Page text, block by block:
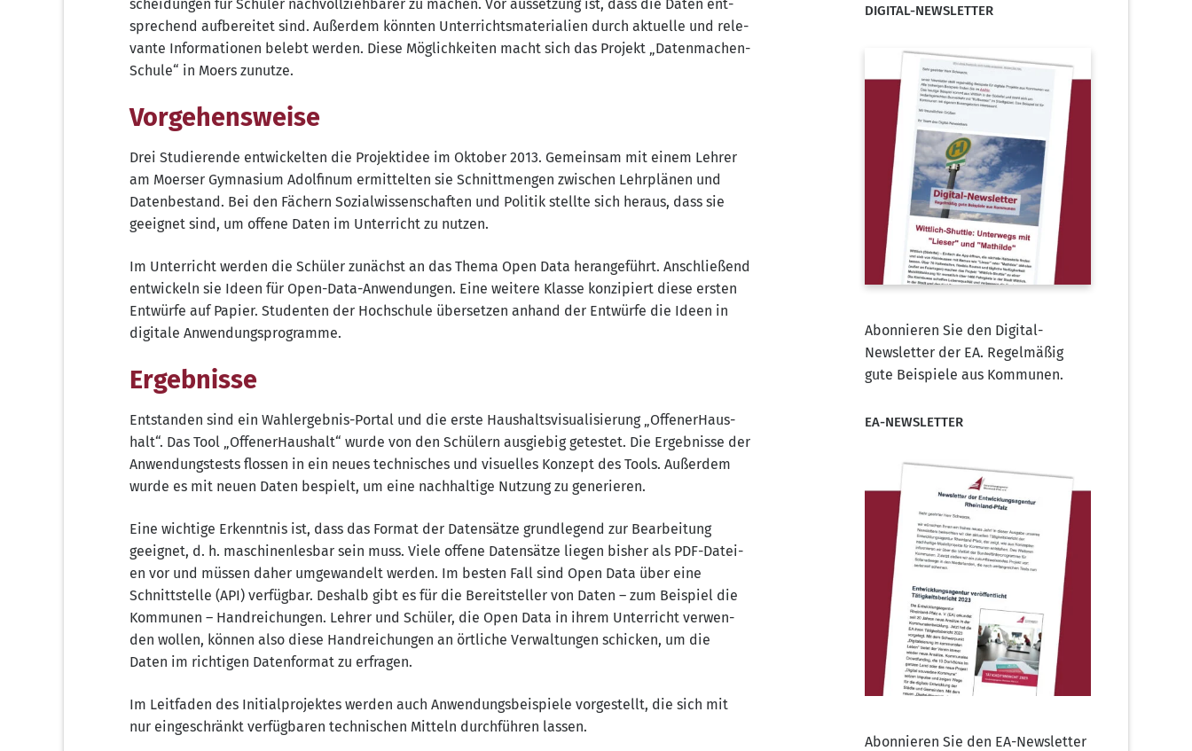
schei­dun­gen für Schü­ler nach­voll­zieh­ba­rer zu machen. Vor aus­set­zung ist, dass die Daten ent­
spre­chend auf­be­rei­tet sind. Außer­dem könn­ten Unter­richts­ma­te­ria­li­en durch aktu­el­le und rele­
van­te Infor­ma­tio­nen belebt wer­den. Die­se Mög­lich­kei­ten macht sich das Pro­jekt „Daten­ma­chen­
Schu­le“ in Moers zunutze.
Vorgehensweise
Drei Stu­die­ren­de ent­wi­ckel­ten die Pro­jekt­idee im Okto­ber 2013. Gemein­sam mit einem Leh­rer
am Moer­ser Gym­na­si­um Adol­finum ermit­tel­ten sie Schnitt­men­gen zwi­schen Lehr­plä­nen und
Daten­be­stand. Bei den Fächern Sozi­al­wis­sen­schaf­ten und Poli­tik stell­te sich her­aus, dass sie
geeig­net sind, um offe­ne Daten im Unter­richt zu nutzen.
Im Unter­richt wer­den die Schü­ler zunächst an das The­ma Open Data her­an­ge­führt. Anschlie­ßend
ent­wi­ckeln sie Ideen für Open-Data-Anwen­dun­gen. Eine wei­te­re Klas­se kon­zi­piert die­se ers­ten
Ent­wür­fe auf Papier. Stu­den­ten der Hoch­schu­le über­set­zen anhand der Ent­wür­fe die Ideen in
digi­ta­le Anwendungsprogramme.
Ergebnisse
Ent­stan­den sind ein Wahl­er­geb­nis-Por­tal und die ers­te Haus­halts­vi­sua­li­sie­rung „Offen­er­Haus­
halt“. Das Tool „Offen­er­Haus­halt“ wur­de von den Schü­lern aus­gie­big getes­tet. Die Ergeb­nis­se der
Anwen­dungs­tests flos­sen in ein neu­es tech­ni­sches und visu­el­les Kon­zept des Tools. Außer­dem
wur­de es mit neu­en Daten bespielt, um eine nach­hal­ti­ge Nut­zung zu generieren.
Eine wich­ti­ge Erkennt­nis ist, dass das For­mat der Daten­sät­ze grund­le­gend zur Bear­bei­tung
geeig­net, d. h. maschi­nen­les­bar sein muss. Vie­le offe­ne Daten­sät­ze lie­gen bis­her als PDF-Datei­
en vor und müs­sen daher umge­wan­delt wer­den. Im bes­ten Fall sind Open Data über eine
Schnitt­stel­le (API) ver­füg­bar. Des­halb gibt es für die Bereit­stel­ler von Daten – zum Bei­spiel die
Kom­mu­nen – Hand­rei­chun­gen. Leh­rer und Schü­ler, die Open Data in ihrem Unter­richt ver­wen­
den wol­len, kön­nen also die­se Hand­rei­chun­gen an ört­li­che Ver­wal­tun­gen schi­cken, um die
Daten im rich­ti­gen Daten­for­mat zu erfragen.
Im Leit­fa­den des Initi­al­pro­jek­tes wer­den auch Anwen­dungs­bei­spie­le vor­ge­stellt, die sich mit
nur ein­ge­schränkt ver­füg­ba­ren tech­ni­schen Mit­teln durch­füh­ren lassen.
DIGITAL-NEWSLETTER
Abonnieren Sie den Digital-
Newsletter der EA. Regelmäßig
gute Beispiele aus Kommunen.
EA-NEWSLETTER
Abonnieren Sie den EA-Newsletter